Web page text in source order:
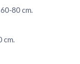
80 cm.
cm.